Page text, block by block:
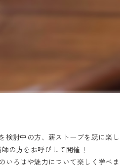
検討中の方、薪ストーブを既に楽し
の方をお呼びして開催！
いろはや魅力について楽しく学べま